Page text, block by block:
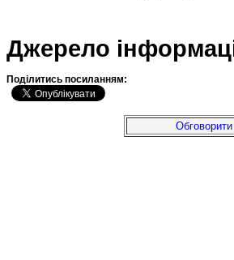
Джерело
Подiлитись посиланням: